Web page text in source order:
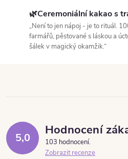
🌿Ceremoniální kakao s
„Není to jen nápoj - je to rituál.
farmářů, pěstované s láskou a
šálek v magický okamžik.“
5,0
Hodnocení
103 hodnocení
Zobrazit recenze